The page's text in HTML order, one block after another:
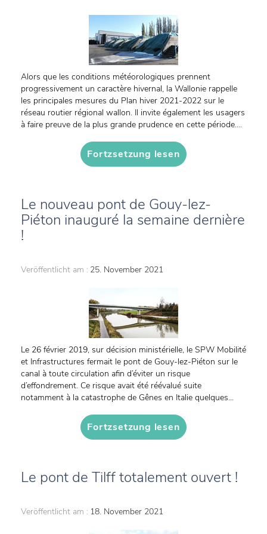
Alors que les conditions météorologiques prennent
progressivement un caractère hivernal, la Wallonie rappelle
les principales mesures du Plan hiver 2021-2022 sur le
réseau routier régional wallon. Il invite également les usagers
à faire preuve de la plus grande prudence en cette période....
Fortzsetzung lesen
Le nouveau pont de Gouy-lez-
Piéton inauguré la semaine dernière
!
Veröffentlicht am : 25. November 2021
Le 26 février 2019, sur décision ministérielle, le SPW Mobilité
et Infrastructures fermait le pont de Gouy-lez-Piéton sur le
canal à toute circulation afin d’éviter un risque
d’effondrement. Ce risque avait été réévalué suite
notamment à la catastrophe de Gênes en Italie quelques...
Fortzsetzung lesen
Le pont de Tilff totalement ouvert !
Veröffentlicht am : 18. November 2021